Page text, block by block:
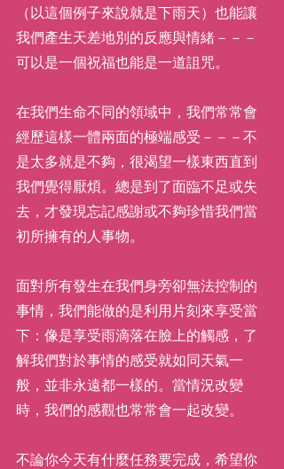
（以這個例子來說就是下雨天）也能讓
我們產生天差地別的反應與情緒－－－
可以是一個祝福也能是一道詛咒。
在我們生命不同的領域中，我們常常會
經歷這樣一體兩面的極端感受－－－不
是太多就是不夠，很渴望一樣東西直到
我們覺得厭煩。總是到了面臨不足或失
去，才發現忘記感謝或不夠珍惜我們當
初所擁有的人事物。
面對所有發生在我們身旁卻無法控制的
事情，我們能做的是利用片刻來享受當
下：像是享受雨滴落在臉上的觸感，了
解我們對於事情的感受就如同天氣一
般，並非永遠都一樣的。當情況改變
時，我們的感觀也常常會一起改變。
不論你今天有什麼任務要完成，希望你